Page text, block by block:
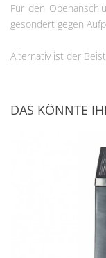
Für den
gesondert gegen
Alternativ ist der
DAS KÖNNTE